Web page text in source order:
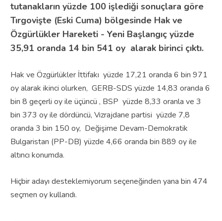
tutanakların yüzde 100 işlediği sonuçlara göre
Tırgovişte (Eski Cuma) bölgesinde Hak ve
Özgürlükler Hareketi - Yeni Başlangıç yüzde
35,91 oranda 14 bin 541 oy alarak birinci çıktı.
Hak ve Özgürlükler İttifakı yüzde 17,21 oranda 6 bin 971
oy alarak ikinci olurken, GERB-SDS yüzde 14,83 oranda 6
bin 8 geçerli oy ile üçüncü , BSP yüzde 8,33 oranla ve 3
bin 373 oy ile dördüncü, Vızrajdane partisi yüzde 7,8
oranda 3 bin 150 oy, Değişime Devam-Demokratik
Bulgaristan (PP-DB) yüzde 4,66 oranda bin 889 oy ile
altıncı konumda.
Hiçbir adayı desteklemiyorum seçeneğinden yana bin 474
seçmen oy kullandı.